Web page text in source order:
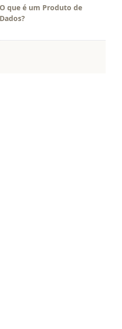
O que é um Produto de
Dados?